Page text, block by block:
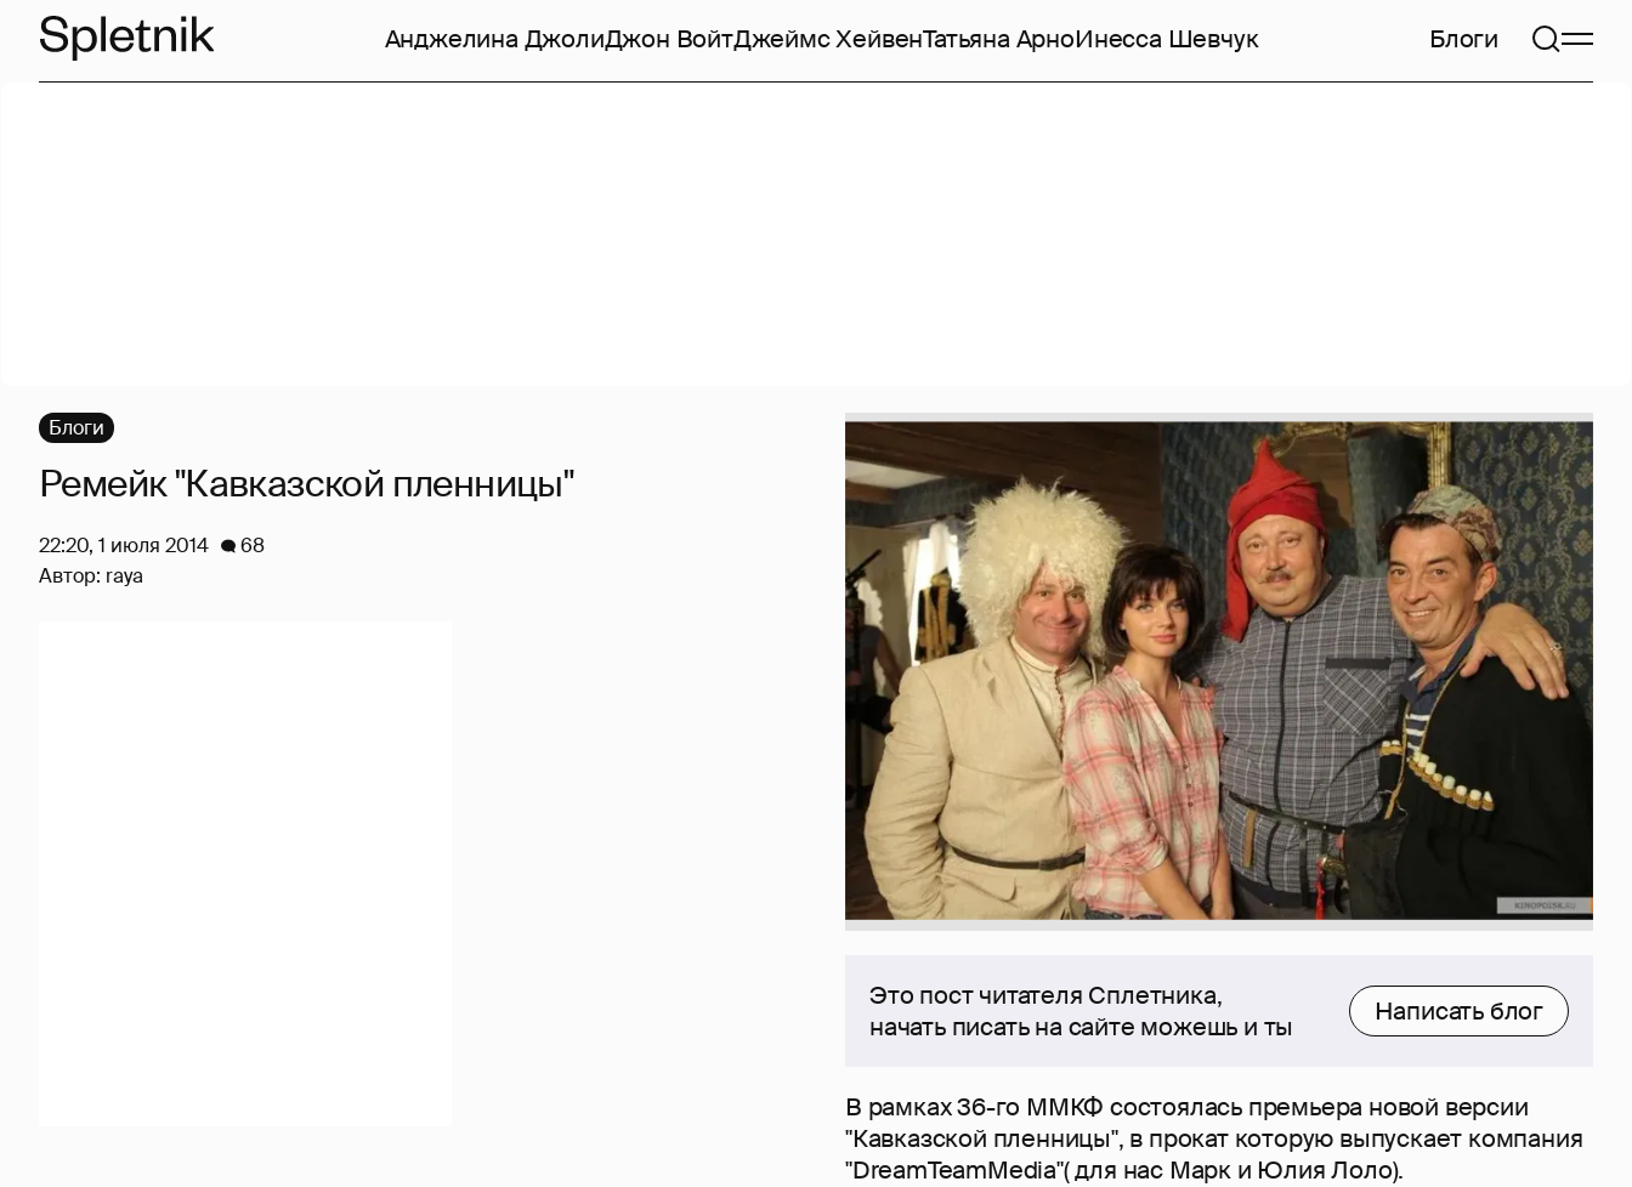
Анджелина ДжолиДжон ВойтДжеймс ХейвенТатьяна АрноИнесса Шевчук Блоги
Это пост читателя Сплетника,
начать писать на сайте можешь и ты
Написать блог
В рамках 36-го ММКФ состоялась премьера новой версии
"Кавказской пленницы", в прокат которую выпускает компания
"DreamTeamMedia"( для нас Марк и Юлия Лоло).
Блоги
Ремейк "Кавказской пленницы"
22:20, 1 июля 2014
68
Автор: raya